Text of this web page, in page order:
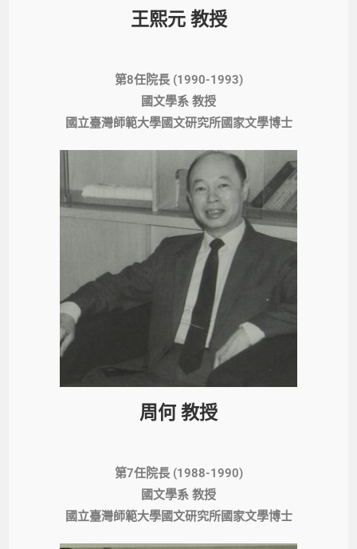
王熙元 教授
第8任院長 (1990-1993)
國文學系 教授
國立臺灣師範大學國文研究所國家文學博士​
周何 教授
第7任院長 (1988-1990)
國文學系 教授
國立臺灣師範大學國文研究所國家文學博士